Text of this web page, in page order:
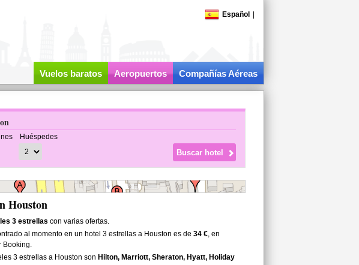
Español
Vuelos baratos Aeropuertos Compañías Aéreas
Huéspedes
Houston
3 estrellas con varias ofertas.
al momento en un hotel 3 estrellas a Houston es de34 €, en
Booking.
3 estrellas a Houston son Hilton, Marriott, Sheraton, Hyatt, Holiday